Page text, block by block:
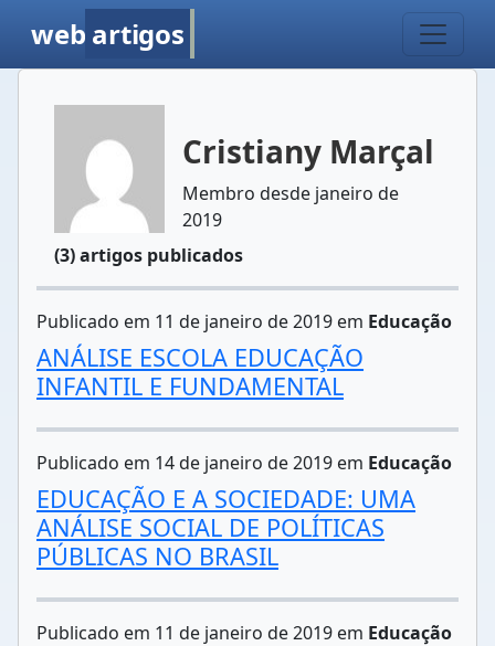
web artigos
Cristiany Marçal
Membro desde janeiro de
2019
(3) artigos publicados
Publicado em 11 de janeiro de 2019 em Educação
ANÁLISE ESCOLA EDUCAÇÃO
INFANTIL E FUNDAMENTAL
Publicado em 14 de janeiro de 2019 em Educação
EDUCAÇÃO E A SOCIEDADE: UMA
ANÁLISE SOCIAL DE POLÍTICAS
PÚBLICAS NO BRASIL
Publicado em 11 de janeiro de 2019 em Educação